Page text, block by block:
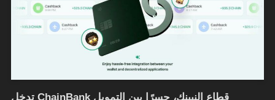
تدخل ChainBank قطاع النيبنك، جسرًا بين التمويل